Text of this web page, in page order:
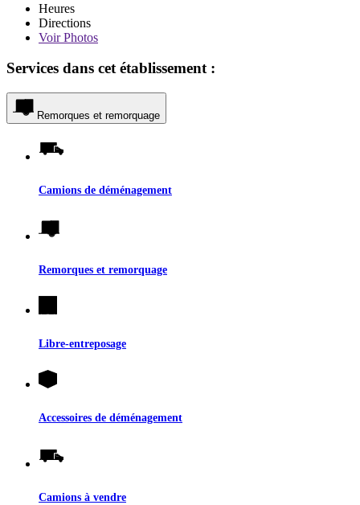
Heures
Directions
VoirPhotos
Services dans cet établissement :
Remorques et remorquage
Camions de déménagement
Remorques et remorquage
Libre-entreposage
Accessoires de déménagement
Camions à vendre